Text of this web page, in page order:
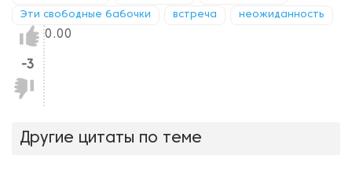
Эти свободные бабочки встреча неожиданность
Нравится!
-3
Не
нравится!
0.00
Другие цитаты по теме